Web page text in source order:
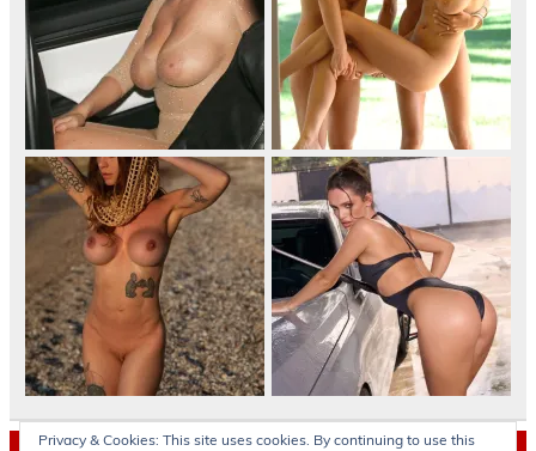
Privacy & Cookies: This site uses cookies. By continuing to use this